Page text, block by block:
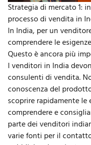
Strategia di mercato 1:
processo di vendita in
In India, per un
comprendere le
Questo è ancora più
I venditori in India
consulenti di vendita.
conoscenza del
scoprire rapidamente le
comprendere e
parte dei venditori
varie fonti per il